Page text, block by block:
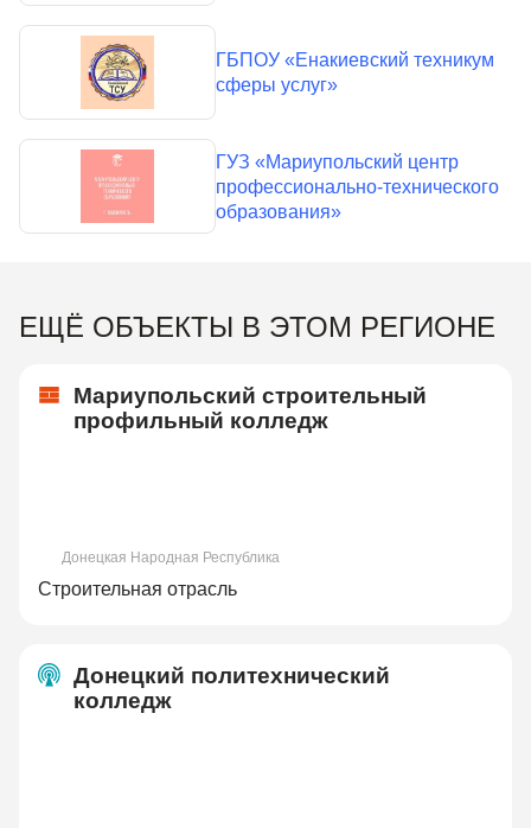
ГБПОУ «Енакиевский техникум
сферы услуг»
ГУЗ «Мариупольский центр
профессионально-технического
образования»
ЕЩЁ ОБЪЕКТЫ В ЭТОМ РЕГИОНЕ
Мариупольский строительный
профильный колледж
Донецкая Народная Республика
Строительная отрасль
Донецкий политехнический
колледж